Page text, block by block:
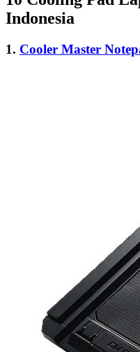
Indonesia
1. Cooler Master